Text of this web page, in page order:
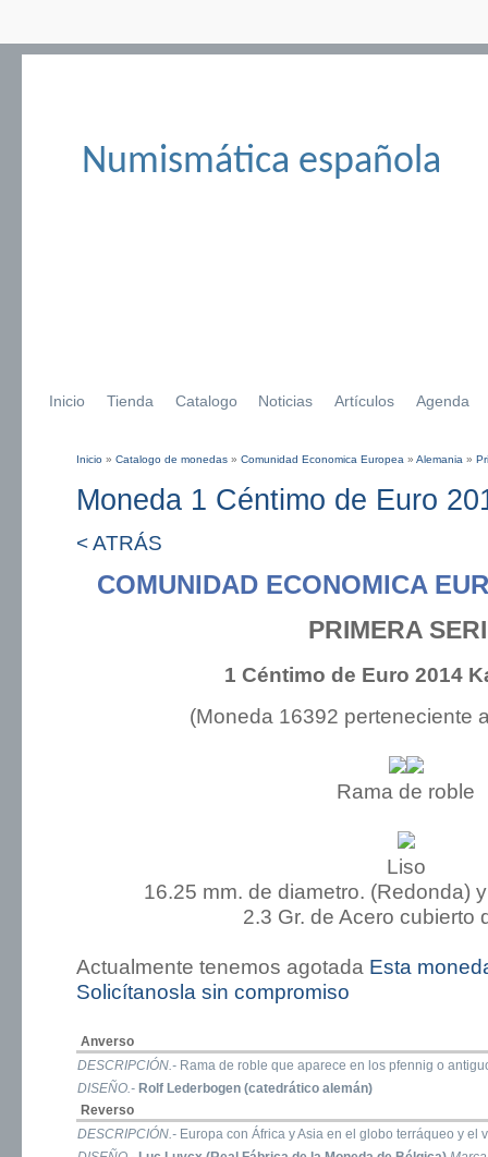
Numismática española
Inicio Tienda Catalogo Noticias Artículos Agenda
Inicio » Catalogo de monedas » Comunidad Economica Europea » Alemania »
Moneda 1 Céntimo de Euro
< ATRÁS
COMUNIDAD ECONOMICA
PRIMERA
1 Céntimo de Euro 2014
(Moneda 16392 perteneciente
Rama de roble
Liso
16.25 mm. de diametro. (Redonda)
2.3 Gr. de Acero cubierto
Actualmente tenemos agotada Esta
Solicítanosla sin compromiso
Anverso
DESCRIPCIÓN.- Rama de roble que aparece en los pfennig o
DISEÑO.- Rolf Lederbogen (catedrático alemán)
Reverso
DESCRIPCIÓN.- Europa con África y Asia en el globo terráqueo y el